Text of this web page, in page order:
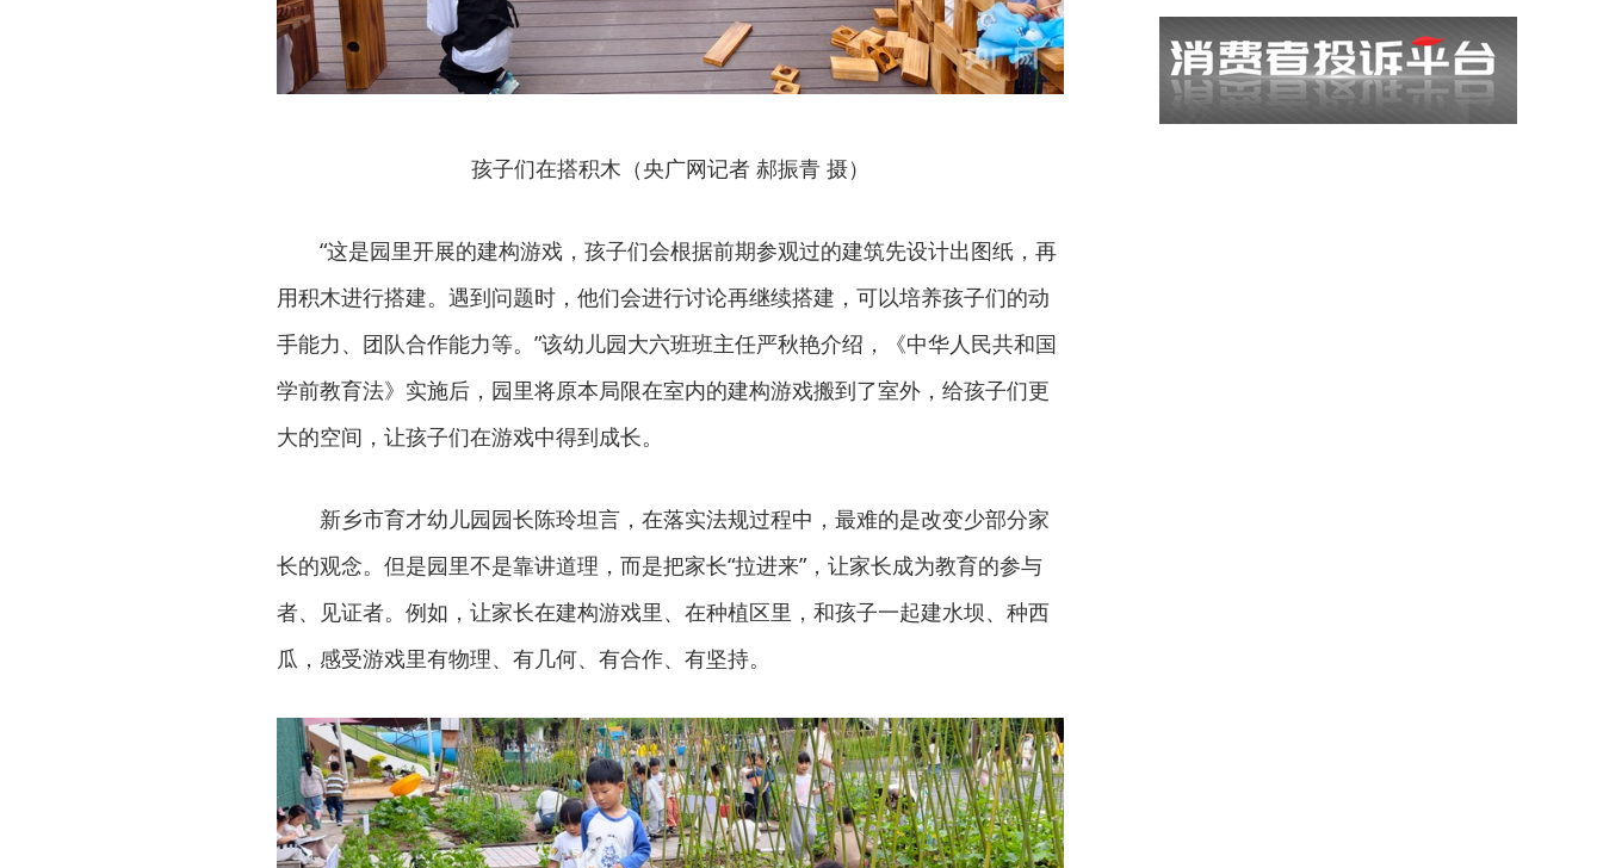
孩子们在搭积木（央广网记者 郝振青 摄）
“这是园里开展的建构游戏，孩子们会根据前期参观过的建筑先设计出图纸，再
用积木进行搭建。遇到问题时，他们会进行讨论再继续搭建，可以培养孩子们的动
手能力、团队合作能力等。”该幼儿园大六班班主任严秋艳介绍，《中华人民共和国
学前教育法》实施后，园里将原本局限在室内的建构游戏搬到了室外，给孩子们更
大的空间，让孩子们在游戏中得到成长。
新乡市育才幼儿园园长陈玲坦言，在落实法规过程中，最难的是改变少部分家
长的观念。但是园里不是靠讲道理，而是把家长“拉进来”，让家长成为教育的参与
者、见证者。例如，让家长在建构游戏里、在种植区里，和孩子一起建水坝、种西
瓜，感受游戏里有物理、有几何、有合作、有坚持。